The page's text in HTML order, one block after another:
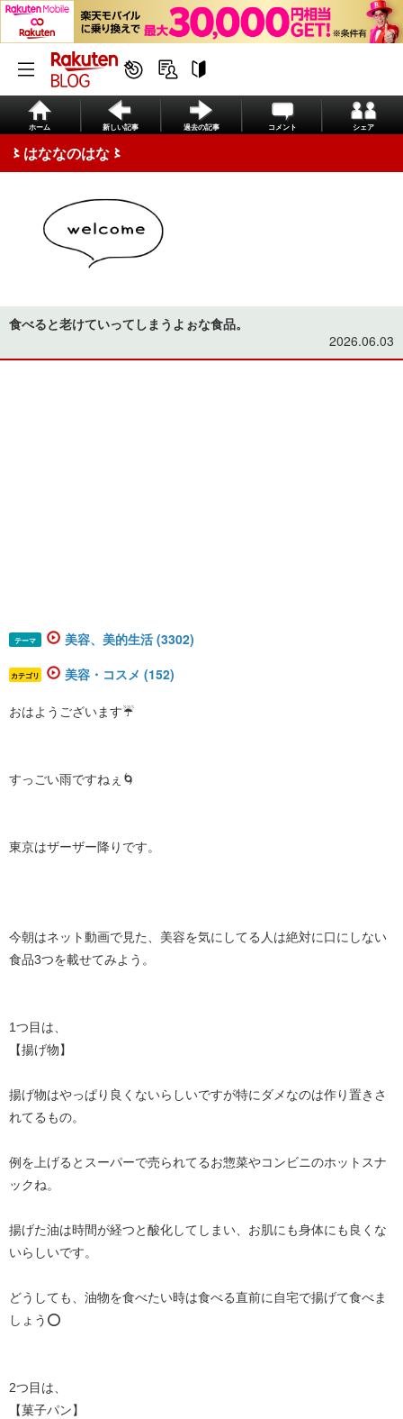
ホーム 新しい記事 過去の記事 コメント シェア
〻はななのはな〻
食べると老けていってしまうよぉな食品。
2026.06.03
テーマ 美容、美的生活 (3302)
カテゴリ 美容・コスメ (152)
おはようございます☔️
すっごい雨ですねぇ🌀
東京はザーザー降りです。
今朝はネット動画で見た、美容を気にしてる人は絶対に口にしない
食品3つを載せてみよう。
1つ目は、
【揚げ物】
揚げ物はやっぱり良くないらしいですが特にダメなのは作り置きさ
れてるもの。
例を上げるとスーパーで売られてるお惣菜やコンビニのホットスナ
ックね。
揚げた油は時間が経つと酸化してしまい、お肌にも身体にも良くな
いらしいです。
どうしても、油物を食べたい時は食べる直前に自宅で揚げて食べま
しょう⭕️
2つ目は、
【菓子パン】